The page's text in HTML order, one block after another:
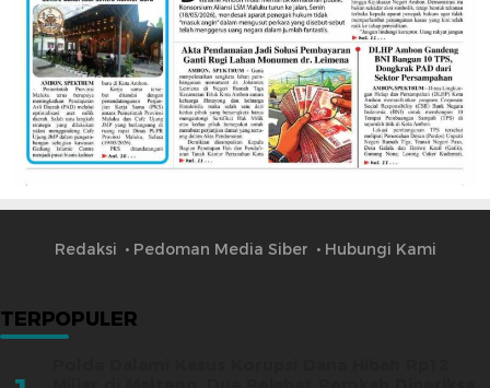
Redaksi Pedoman Media Siber Hubungi Kami
TERPOPULER